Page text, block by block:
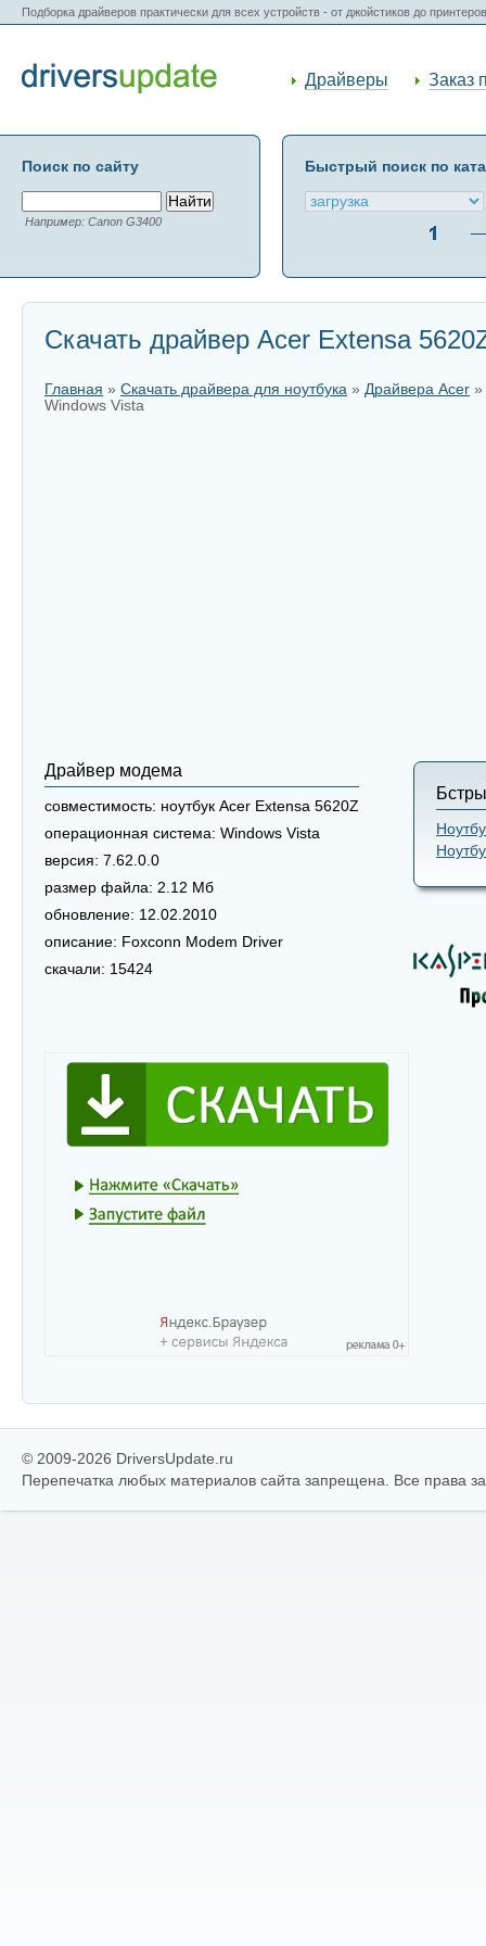
Подборка драйверов практически для всех устройств - от джойстиков до
Драйверы Заказ
Поиск по сайту
Например: Canon G3400
Быстрый поиск по
Скачать драйвер Acer Extensa
Главная » Скачать драйвера для ноутбука » Драйвера Acer »
Windows Vista
Драйвер модема
совместимость: ноутбук Acer Extensa 5620Z
операционная система: Windows Vista
версия: 7.62.0.0
размер файла: 2.12 Мб
обновление: 12.02.2010
описание: Foxconn Modem Driver
скачали: 15424
© 2009-2026 DriversUpdate.ru
Перепечатка любых материалов сайта запрещена. Все права